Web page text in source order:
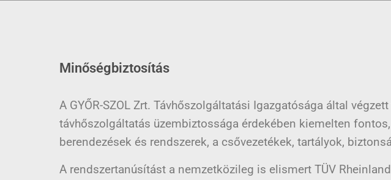
Minőségbiztosítás
A GYŐR-SZOL Zrt. Távhőszolgáltatási Igazgatósága által
távhőszolgáltatás üzembiztossága érdekében kiemelten
berendezések és rendszerek, a csővezetékek, tartályok,
A rendszertanúsítást a nemzetközileg is elismert TÜV